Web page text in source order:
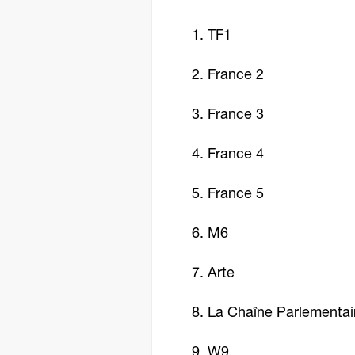
1. TF1
2. France 2
3. France 3
4. France 4
5. France 5
6. M6
7. Arte
8. La Chaîne